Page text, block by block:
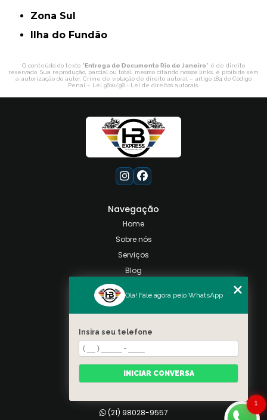
Zona Sul
ilha do Fundão
O conteúdo do texto "Entrega de Documento Rio de Janeiro" é de direito
reservado. Sua reprodução, parcial ou total, mesmo citando nossos links, é proibida sem
a autorização do autor. Crime de violação de direito autoral – artigo 184 do Código
Penal – Lei 9610/98 - Lei de direitos autorais
Navegação
Home
Sobre nós
Serviços
Blog
Categorias
Mapa do site
Contato
Taquara, Rio de Janeiro
(21) 98028-9557
(21) 98028-9557
1
Olá! Fale agora pelo WhatsApp
Insira seu telefone
INICIAR CONVERSA